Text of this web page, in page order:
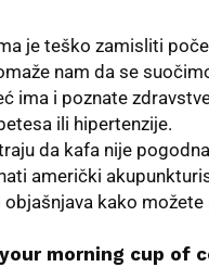
je teško zamisliti
nam da se
ima i poznate
ili hipertenzije.
da kafa nije
američki
kako
morning cup of